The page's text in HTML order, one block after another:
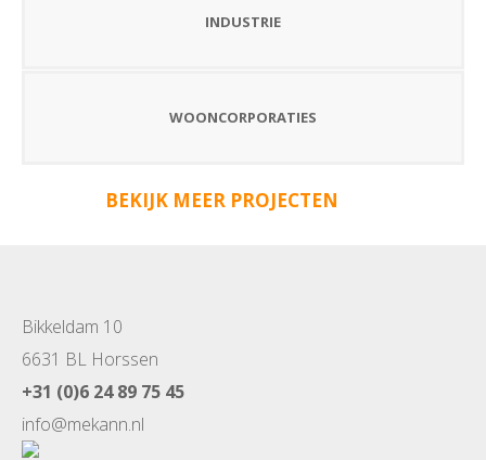
INDUSTRIE
WOONCORPORATIES
BEKIJK MEER PROJECTEN
Bikkeldam 10
6631 BL Horssen
+31 (0)6 24 89 75 45
info@mekann.nl